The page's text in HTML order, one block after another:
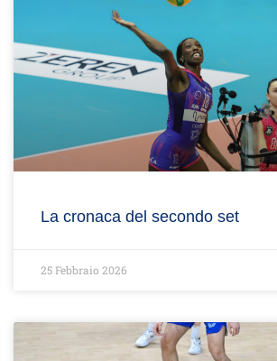
La cronaca del secondo set
25 Febbraio 2026